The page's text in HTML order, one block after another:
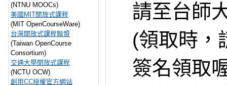
(NTNU MOOCs)
美國MIT開放式課程
(MIT OpenCourseWare)
台灣開放式課程聯盟
(Taiwan OpenCourse
Consortium)
交通大學開放式課程
(NCTU OCW)
創用CC授權官方網站
請至台師
(領取時，
簽名領取